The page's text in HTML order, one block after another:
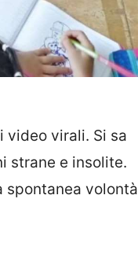
video virali. Si sa
strane e insolite.
spontanea volontà